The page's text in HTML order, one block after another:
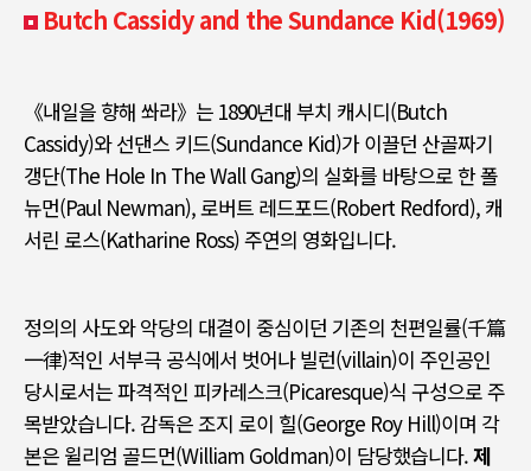
Butch Cassidy and the Sundance Kid(1969)
《내일을 향해 쏴라》 는 1890년대 부치 캐시디(Butch
Cassidy)와 선댄스 키드(Sundance Kid)가 이끌던 산골짜기
갱단(The Hole In The Wall Gang)의 실화를 바탕으로 한 폴
뉴먼(Paul Newman),로버트 레드포드(Robert Redford), 캐
서린 로스(Katharine Ross)주연의 영화입니다.
정의의 사도와 악당의 대결이 중심이던 기존의 천편일률(千篇
一律)적인 서부극 공식에서 벗어나 빌런(villain)이 주인공인
당시로서는 파격적인 피카레스크(Picaresque)식 구성으로 주
목받았습니다. 감독은 조지 로이 힐(George Roy Hill)이며 각
본은 윌리엄 골드먼(William Goldman)이 담당했습니다.제